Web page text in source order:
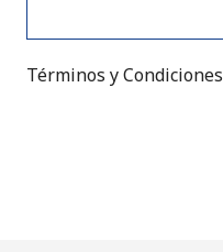
Términos y Condiciones